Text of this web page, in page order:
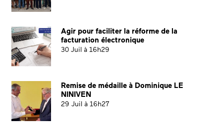
Agir pour faciliter la réforme de la
facturation électronique
30 Juil à 16h29
Remise de médaille à Dominique LE
NINIVEN
29 Juil à 16h27